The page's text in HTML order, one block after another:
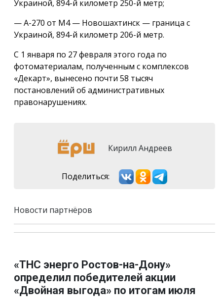
Украиной, 894-й километр 250-й метр;
— А-270 от М4 — Новошахтинск — граница с
Украиной, 894-й километр 206-й метр.
С 1 января по 27 февраля этого года по
фотоматериалам, полученным с комплексов
«Декарт», вынесено почти 58 тысяч
постановлений об административных
правонарушениях.
Кирилл Андреев
Поделиться:
Новости партнёров
«ТНС энерго Ростов-на-Дону»
определил победителей акции
«Двойная выгода» по итогам июля